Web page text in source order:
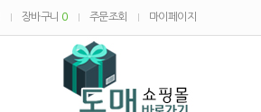
장바구니 0 주문조회 마이페이지